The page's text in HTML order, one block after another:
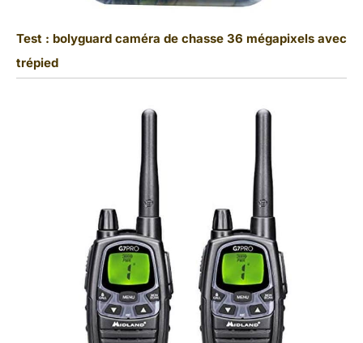
Test : bolyguard caméra de chasse 36 mégapixels avec
trépied